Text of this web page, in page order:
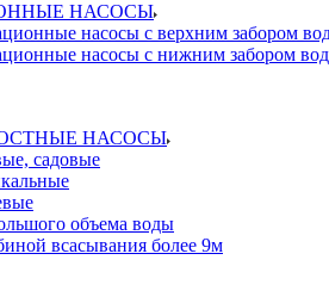
НАСОСЫ
насосы с верхним забором
насосы с нижним забором
НАСОСЫ
садовые
объема воды
всасывания более 9м